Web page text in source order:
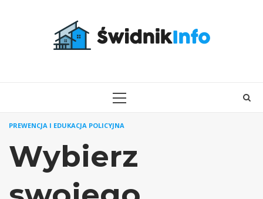
PRIMARY
PREWENCJA I EDUKACJA POLICYJNA
Wybierz